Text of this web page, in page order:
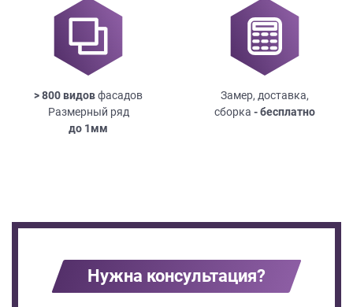
> 800 видовфасадов
Размерный ряд
до 1мм
Замер, доставка,
сборка - бесплатно
Нужна консультация?